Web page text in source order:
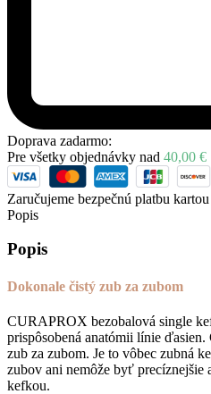
Doprava zadarmo:
Pre všetky objednávky nad 40,00 €
Zaručujeme bezpečnú platbu kartou
Popis
Popis
Dokonale čistý zub za zubom
CURAPROX bezobalová single
prispôsobená anatómii línie
zub za zubom. Je to vôbec zubná
zubov ani nemôže byť precíznejšie
kefkou.